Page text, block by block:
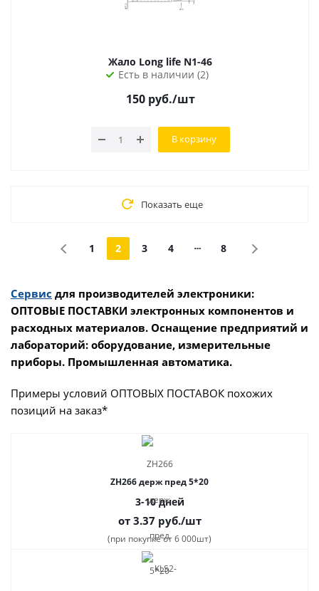
Жало Long life N1-46
Есть в наличии (2)
150руб./шт
В корзину
Показать еще
1 2 3 4 8
Сервис для производителей электроники:
ОПТОВЫЕ ПОСТАВКИ электронных компонентов и
расходных материалов. Оснащение предприятий и
лабораторий: оборудование, измерительные
приборы. Промышленная автоматика.
Примеры условий ОПТОВЫХ ПОСТАВОК похожих
позиций на заказ*
ZH266 держ пред 5*20
3-10 дней
от 3.37 руб./шт
(при покупке от 6 000шт)